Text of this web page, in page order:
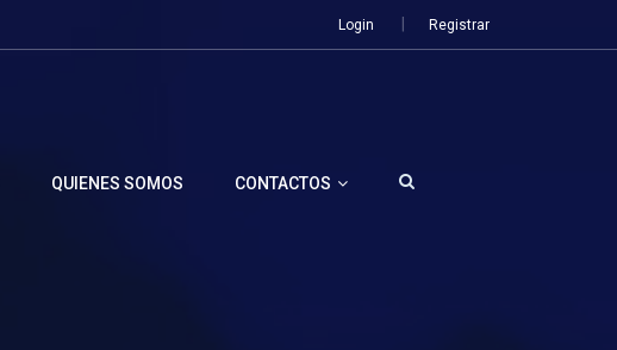
Login Registrar
QUIENES SOMOS CONTACTOS